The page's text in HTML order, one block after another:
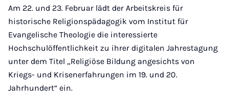
Am 22. und 23. Februar lädt der Arbeitskreis für
historische Religionspädagogik vom Institut für
Evangelische Theologie die interessierte
Hochschulöffentlichkeit zu ihrer digitalen Jahrestagung
unter dem Titel „Religiöse Bildung angesichts von
Kriegs- und Krisenerfahrungen im 19. und 20.
Jahrhundert“ ein.